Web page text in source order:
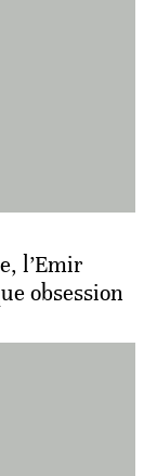
l’Emir
obsession